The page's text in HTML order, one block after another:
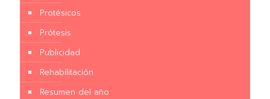
Protésicos
Prótesis
Publicidad
Rehabilitación
Resumen del año